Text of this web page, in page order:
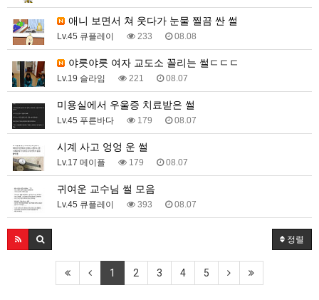
애니 보면서 쳐 웃다가 눈물 찔끔 싼 썰
Lv.45 큐플레이 233 08.08
야릇야릇 여자 교도소 꼴리는 썰ㄷㄷㄷ
Lv.19 슬라임 221 08.07
미용실에서 우울증 치료받은 썰
Lv.45 푸른바다 179 08.07
시계 사고 엉엉 운 썰
Lv.17 메이플 179 08.07
귀여운 교수님 썰 모음
Lv.45 큐플레이 393 08.07
정렬
1 2 3 4 5